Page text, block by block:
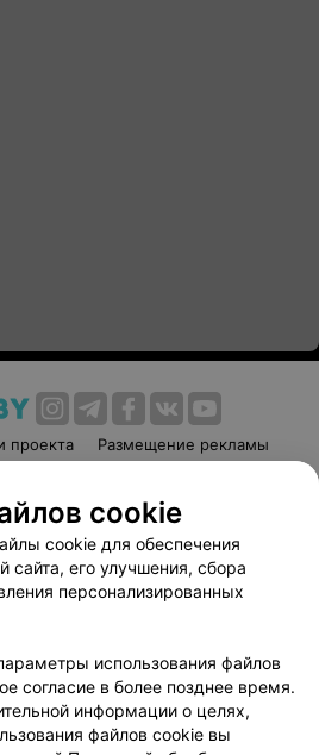
проекта
Размещение рекламы
соглашение
Способы оплаты
Партнеры
руководителю 103.by
персональных данных
cookie
cookie для обеспечения
сайта, его улучшения, сбора
персонализированных
использования файлов
согласие в более позднее время.
информации о целях,
файлов cookie вы